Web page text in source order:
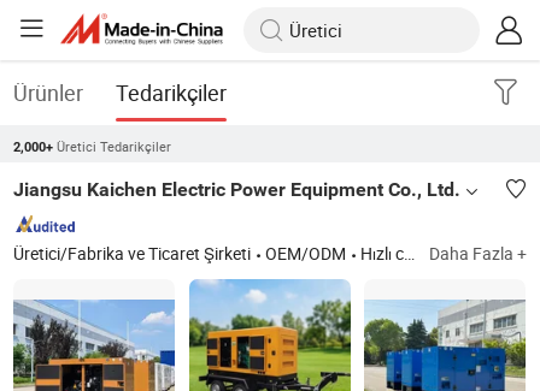
Ürünler Tedarikçiler
2,000+ Üretici Tedarikçiler
Jiangsu Kaichen Electric Power Equipment Co., Ltd.
Üretici/Fabrika ve Ticaret Şirketi OEM/ODM Hızlı cevap Daha Fazla +